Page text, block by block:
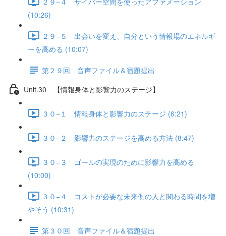
(10:26)
２９−５ 出会いを変え、自分という情報場のエネルギ
ーを高める (10:07)
第２９回 音声ファイル＆宿題提出
Unit.30 【情報身体と影響力のステージ】
３０−１ 情報身体と影響力のステージ (6:21)
３０−２ 影響力のステージを高める方法 (8:47)
３０−３ ゴールの実現のために影響力を高める
(10:00)
３０−４ コストが必要な未来側の人と関わる時間を増
やそう (10:31)
第３０回 音声ファイル＆宿題提出